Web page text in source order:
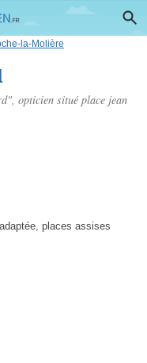
la-Molière
opticien situé place jean
places assises